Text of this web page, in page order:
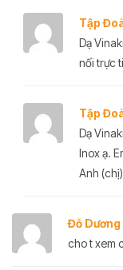
Tập
Dạ
nối trực
Tập
Dạ
Inox ạ.
Anh
Đỗ Dương
cho t xem